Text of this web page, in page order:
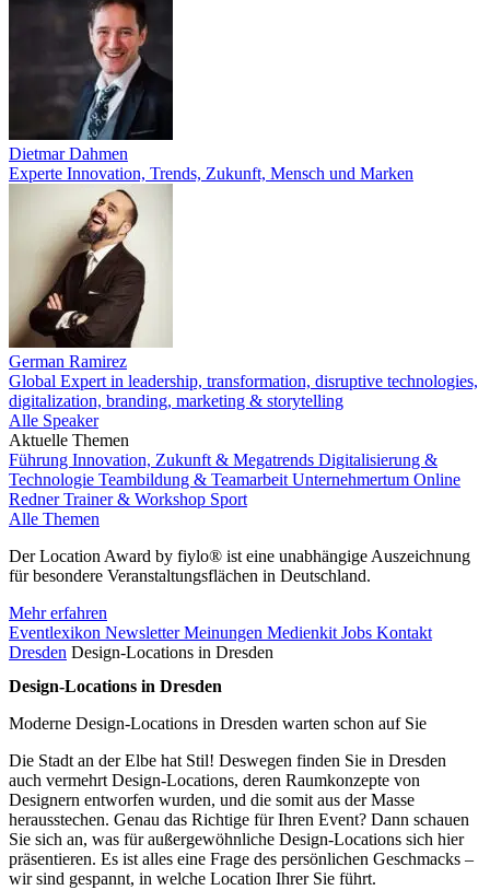
Dietmar Dahmen
Experte Innovation, Trends, Zukunft, Mensch und Marken
German Ramirez
Global Expert in leadership, transformation, disruptive technologies,
digitalization, branding, marketing & storytelling
Alle Speaker
Aktuelle Themen
Führung Innovation, Zukunft & Megatrends Digitalisierung &
Technologie Teambildung & Teamarbeit Unternehmertum Online
RednerTrainer & Workshop Sport
Alle Themen
Der Location Award by fiylo® ist eine unabhängige Auszeichnung
für besondere Veranstaltungsflächen in Deutschland.
Mehr erfahren
Eventlexikon NewsletterMeinungen Medienkit Jobs Kontakt
Dresden Design-Locations in Dresden
Design-Locations in Dresden
Moderne Design-Locations in Dresden warten schon auf Sie
Die Stadt an der Elbe hat Stil! Deswegen finden Sie in Dresden
auch vermehrt Design-Locations, deren Raumkonzepte von
Designern entworfen wurden, und die somit aus der Masse
herausstechen. Genau das Richtige für Ihren Event? Dann schauen
Sie sich an, was für außergewöhnliche Design-Locations sich hier
präsentieren. Es ist alles eine Frage des persönlichen Geschmacks –
wir sind gespannt, in welche Location Ihrer Sie führt.